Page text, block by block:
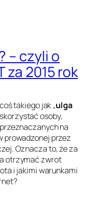
– czyli o
za 2015 rok
takiego jak „ulga
osoby,
na
prowadzonej przez
Oznacza to, że za
otrzymać zwrot
i jakimi warunkami